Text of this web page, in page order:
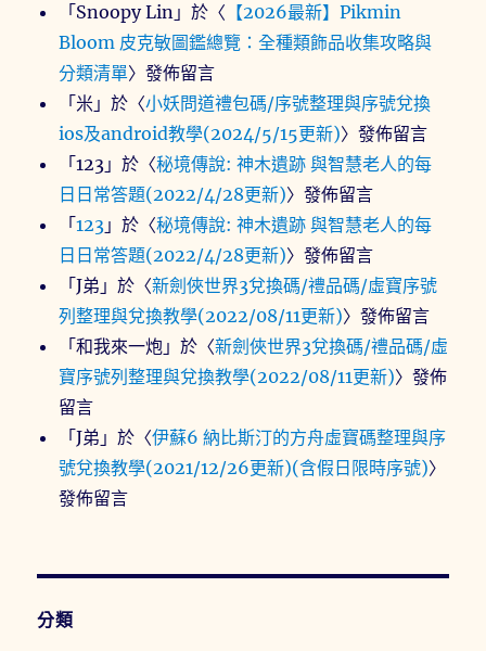
「Snoopy Lin 」於〈 【2026最新】Pikmin
Bloom 皮克敏圖鑑總覽：全種類飾品收集攻略與
分類清單〉發佈留言
「米 」於〈小妖問道禮包碼/序號整理與序號兌換
ios及android教學(2024/5/15更新)〉發佈留言
「123 」於〈秘境傳說: 神木遺跡 與智慧老人的每
日日常答題(2022/4/28更新)〉發佈留言
「123 」於〈秘境傳說: 神木遺跡 與智慧老人的每
日日常答題(2022/4/28更新)〉發佈留言
「J弟 」於〈新劍俠世界3兌換碼/禮品碼/虛寶序號
列整理與兌換教學(2022/08/11更新)〉發佈留言
「和我來一炮 」於〈新劍俠世界3兌換碼/禮品碼/虛
寶序號列整理與兌換教學(2022/08/11更新)〉發佈
留言
「J弟 」於〈伊蘇6 納比斯汀的方舟虛寶碼整理與序
號兌換教學(2021/12/26更新)(含假日限時序號)〉
發佈留言
分類